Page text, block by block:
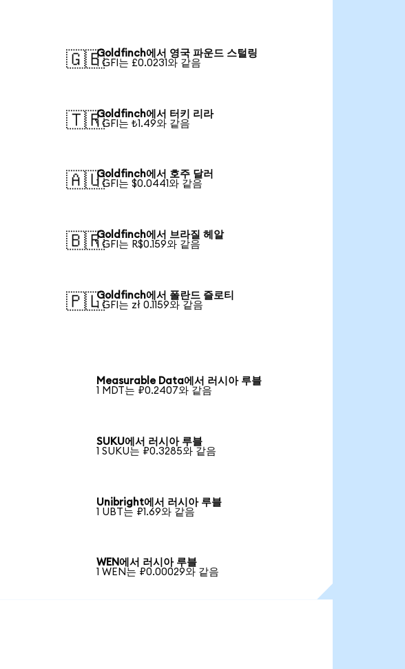
🇬🇧Goldfinch에서 영국 파운드 스털링
1 GFI는 £0.0231와 같음
🇹🇷Goldfinch에서 터키 리라
1 GFI는 ₺1.49와 같음
🇦🇺Goldfinch에서 호주 달러
1 GFI는 $0.0441와 같음
🇧🇷Goldfinch에서 브라질 헤알
1 GFI는 R$0.159와 같음
🇵🇱Goldfinch에서 폴란드 즐로티
1 GFI는 zł 0.1159와 같음
Measurable Data에서 러시아 루블
1 MDT는 ₽0.2407와 같음
SUKU에서 러시아 루블
1 SUKU는 ₽0.3285와 같음
Unibright에서 러시아 루블
1 UBT는 ₽1.69와 같음
WEN에서 러시아 루블
1 WEN는 ₽0.00029와 같음